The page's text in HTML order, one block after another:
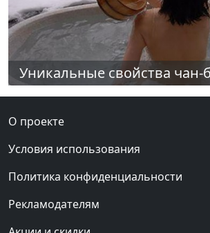
Уникальные свойства чан-
О проекте
Условия использования
Политика конфиденциальности
Рекламодателям